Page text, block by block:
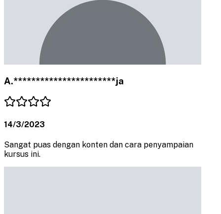
A.***********************ja
14/3/2023
Sangat puas dengan konten dan cara penyampaian
kursus ini.